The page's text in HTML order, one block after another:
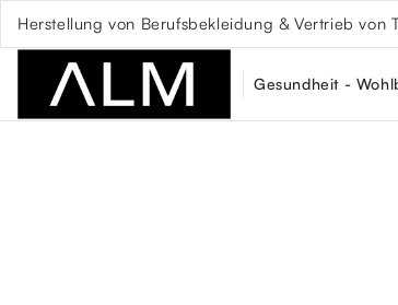
Herstellung von Berufsbekleidung & Vertrieb von
Gesundheit -